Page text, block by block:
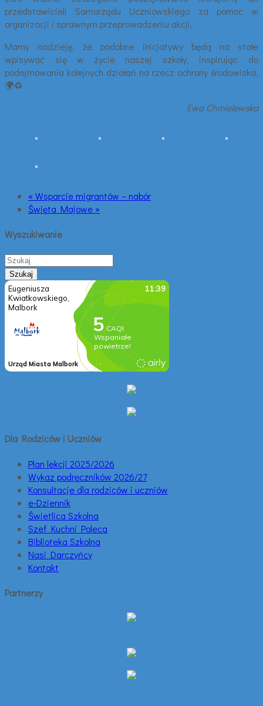
przedstawicieli Samorządu Uczniowskiego za pomoc w
organizacji i sprawnym przeprowadzeniu akcji.
Mamy nadzieję, że podobne inicjatywy będą na stałe
wpisywać się w życie naszej szkoły, inspirując do
podejmowania kolejnych działań na rzecz ochrony środowiska.
🌍♻️
Ewa Chmielewska
« Wsparcie migrantów – nabór
Święta Majowe »
Wyszukiwanie
Dla Rodziców i Uczniów
Plan lekcji 2025/2026
Wykaz podręczników 2026/27
Konsultacje dla rodziców i uczniów
e-Dziennik
Świetlica Szkolna
Szef Kuchni Poleca
Biblioteka Szkolna
Nasi Darczyńcy
Kontakt
Partnerzy